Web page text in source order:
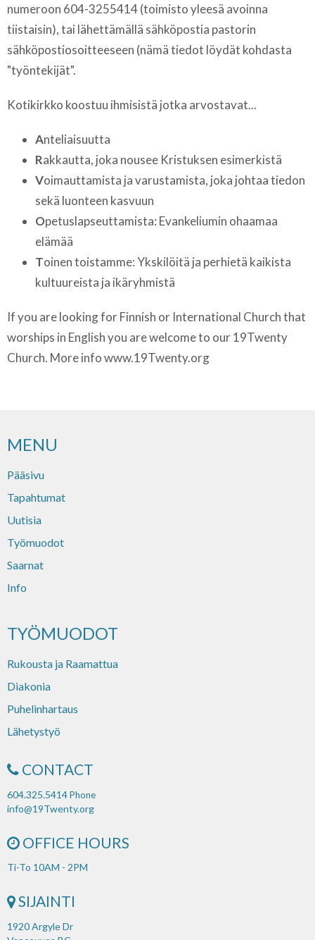
numeroon 604-3255414 (toimisto yleesä avoinna
tiistaisin), tai lähettämällä sähköpostia pastorin
sähköpostiosoitteeseen (nämä tiedot löydät kohdasta
"työntekijät".
Kotikirkko koostuu ihmisistä jotka arvostavat...
Anteliaisuutta
Rakkautta, joka nousee Kristuksen esimerkistä
Voimauttamista ja varustamista, joka johtaa tiedon
sekä luonteen kasvuun
Opetuslapseuttamista: Evankeliumin ohaamaa
elämää
Toinen toistamme: Ykskilöitä ja perhietä kaikista
kultuureista ja ikäryhmistä
If you are looking for Finnish or International Church that
worships in English you are welcome to our 19Twenty
Church. More info www.19Twenty.org
MENU
Pääsivu
Tapahtumat
Uutisia
Työmuodot
Saarnat
Info
TYÖMUODOT
Rukousta ja Raamattua
Diakonia
Puhelinhartaus
Lähetystyö
CONTACT
604.325.5414Phone
info@19Twenty.org
OFFICE HOURS
Ti-To 10AM - 2PM
SIJAINTI
1920 Argyle Dr